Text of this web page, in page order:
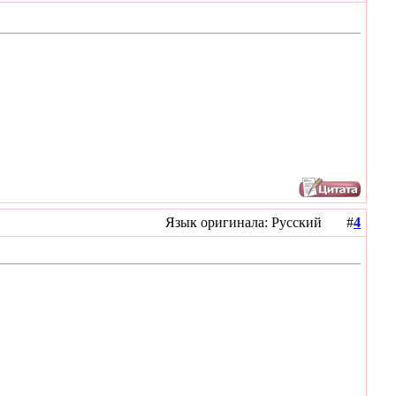
Язык оригинала: Русский #4